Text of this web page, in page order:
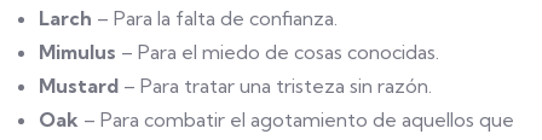
Larch – Para la falta de confianza.
Mimulus – Para el miedo de cosas conocidas.
Mustard – Para tratar una tristeza sin razón.
Oak – Para combatir el agotamiento de aquellos que